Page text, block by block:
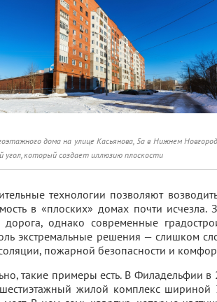
дома на улице Касьянова, 5а в Нижнем
угол, который создает иллюзию плоскости
технологии позволяют
в «плоских» домах почти исчезла.
однако современные
экстремальные решения — слишком
пожарной безопасности и
такие примеры есть. В Филадельфии
жилой комплекс